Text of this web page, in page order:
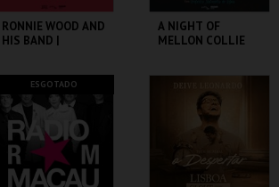
RONNIE WOOD AND
HIS BAND |
COLISEU DE LISBOA
MAIS INFO
COMPRAR
A NIGHT OF
MELLON COLLIE
FEATURING BILLY
CORGAN
COLISEU DE LISBOA
ESGOTADO